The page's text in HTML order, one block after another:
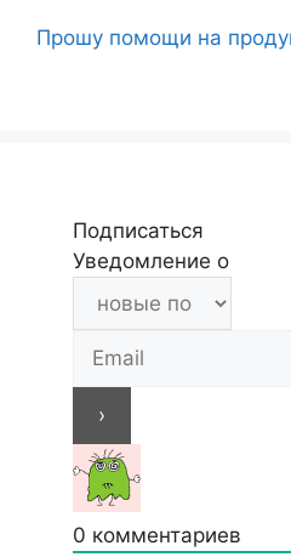
Прошу помощи на
Подписаться
Уведомление о
0 комментариев